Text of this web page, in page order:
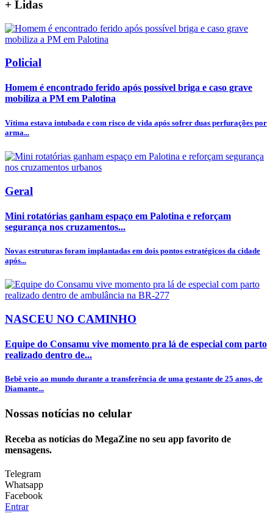
+ Lidas
Policial
Homem é encontrado ferido após possível briga e caso grave
mobiliza a PM em Palotina
Vítima estava intubada e com risco de vida após sofrer duas perfurações por
arma...
Geral
Mini rotatórias ganham espaço em Palotina e reforçam
segurança nos cruzamentos...
Novas estruturas foram implantadas em dois pontos estratégicos da cidade
após...
NASCEU NO CAMINHO
Equipe do Consamu vive momento pra lá de especial com parto
realizado dentro de...
Bebê veio ao mundo durante a transferência de uma gestante de 25 anos, de
Diamante...
Nossas notícias no celular
Receba as notícias do MegaZine no seu app favorito de
mensagens.
Telegram
Whatsapp
Facebook
Entrar